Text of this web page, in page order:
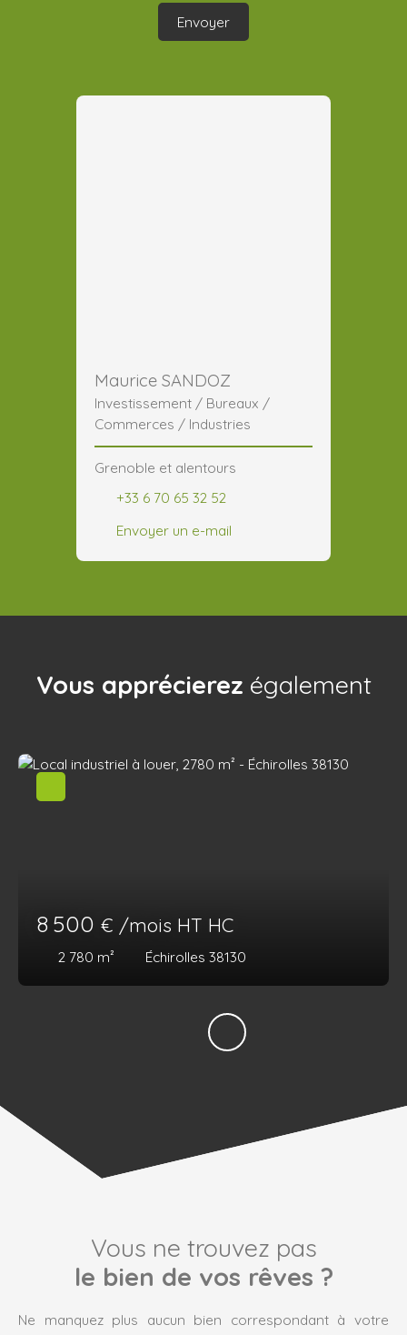
Envoyer
Maurice SANDOZ
Investissement / Bureaux /
Commerces / Industries
Grenoble et alentours
+33 6 70 65 32 52
Envoyer un e-mail
Vous apprécierez également
8 500 € /mois HT HC
2 780 m² Échirolles 38130
Vous ne trouvez pas
le bien de vos rêves ?
Ne manquez plus aucun bien correspondant à votre